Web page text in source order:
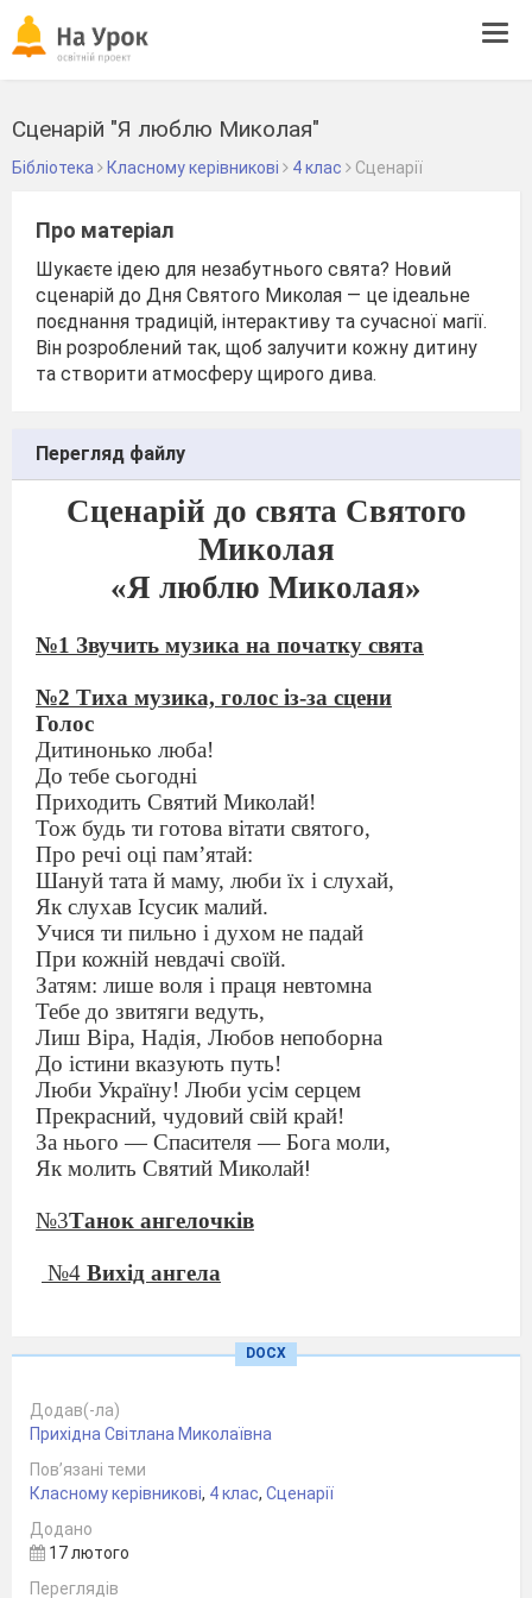
Сценарій "Я люблю Миколая"
Бібліотека Класному керівникові 4 клас Сценарії
Про матеріал
Шукаєте ідею для незабутнього свята? Новий
сценарій до Дня Святого Миколая — це ідеальне
поєднання традицій, інтерактиву та сучасної магії.
Він розроблений так, щоб залучити кожну дитину
та створити атмосферу щирого дива.
Перегляд файлу
Сценарій до свята Святого
Миколая
«Я люблю Миколая»
№1 Звучить музика на початку свята
№2 Тиха музика, голос із-за сцени
Голос
Дитинонько люба!
До тебе сьогодні
Приходить Святий Миколай!
Тож будь ти готова вітати святого,
Про речі оці пам’ятай:
Шануй тата й маму, люби їх і слухай,
Як слухав Ісусик малий.
Учися ти пильно і духом не падай
При кожній невдачі своїй.
Затям: лише воля і праця невтомна
Тебе до звитяги ведуть,
Лиш Віра, Надія, Любов непоборна
До істини вказують путь!
Люби Україну! Люби усім серцем
Прекрасний, чудовий свій край!
За нього — Спасителя — Бога моли,
Як молить Святий Миколай!
№3Танок ангелочків
№4 Вихід ангела
Ангелята, поспішайте,
Щоб щасливою зростала
Українська дітвора.
Розкажіть, чого дітей навчили, від чого
застерегли?
Ангелятко.
Ми дітей охороняли,
DOCX
Додав(-ла)
Прихідна Світлана Миколаївна
Пов’язані теми
Класному керівникові, 4 клас, Сценарії
Додано
17 лютого
Переглядів